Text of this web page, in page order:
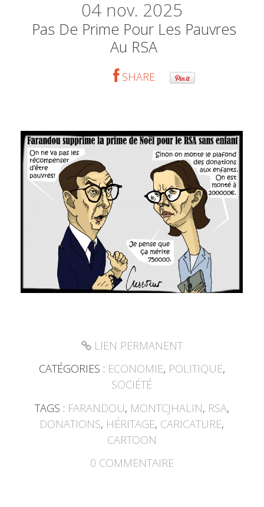
04 nov. 2025
Pas De Prime Pour Les Pauvres
Au RSA
SHARE
LIEN PERMANENT
CATÉGORIES : ECONOMIE, POLITIQUE,
SOCIÉTÉ
TAGS : FARANDOU, MONTCJHALIN, RSA,
DONATIONS, HÉRITAGE, CARICATURE,
CARTOON
0 COMMENTAIRE